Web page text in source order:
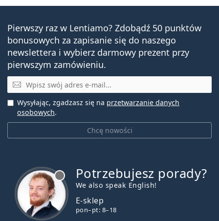
Pierwszy raz w Lentiamo? Zdobądź 50 punktów
bonusowych za zapisanie się do naszego
newslettera i wybierz darmowy prezent przy
pierwszym zamówieniu.
E-mail
Chcę nowości
Wysyłając, zgadzasz się na przetwarzanie danych
osobowych.
Potrzebujesz porady?
We also speak English!
E-sklep
pon–pt: 8–18